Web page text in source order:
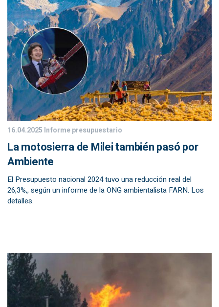
16.04.2025 Informe presupuestario
La motosierra de Milei también pasó por
Ambiente
El Presupuesto nacional 2024 tuvo una reducción real del
26,3%,, según un informe de la ONG ambientalista FARN. Los
detalles.